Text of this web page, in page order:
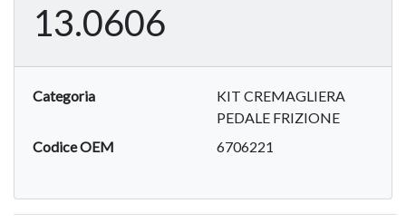
13.0606
Categoria
KIT CREMAGLIERA
PEDALE FRIZIONE
Codice OEM
6706221